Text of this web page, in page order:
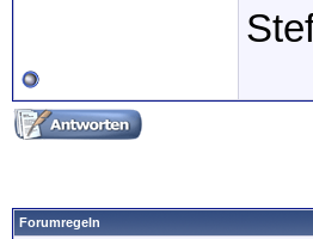
Forumregeln